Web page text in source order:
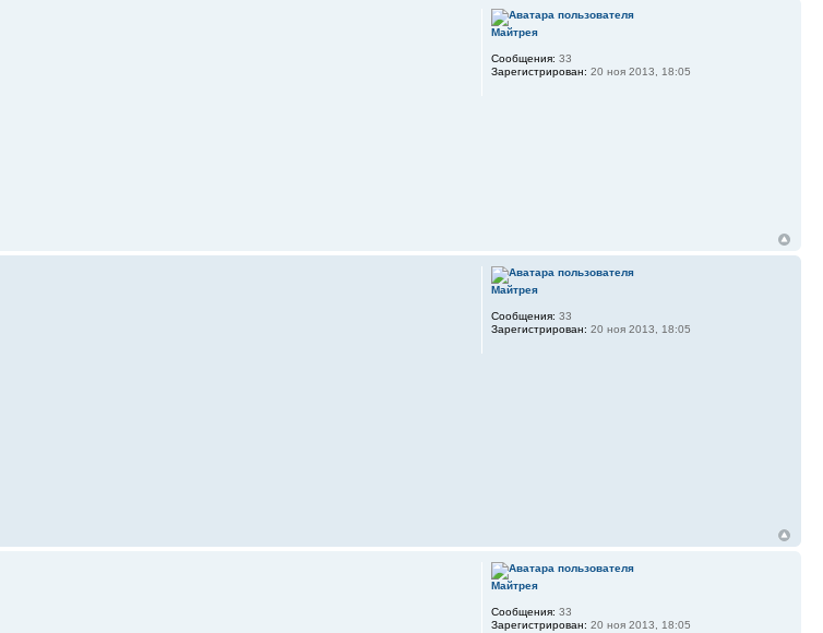
Майтрея
Сообщения: 33
Зарегистрирован: 20 ноя 2013, 18:05
Майтрея
Сообщения: 33
Зарегистрирован: 20 ноя 2013, 18:05
Майтрея
Сообщения: 33
Зарегистрирован: 20 ноя 2013, 18:05